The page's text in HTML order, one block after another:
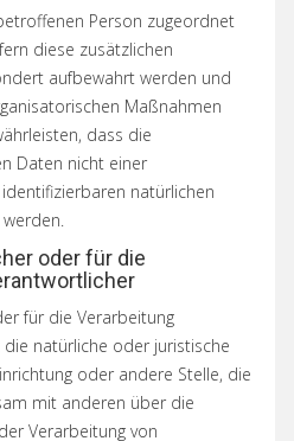
Person zugeordnet
diese zusätzlichen
aufbewahrt werden und
Maßnahmen
dass die
Daten nicht einer
natürlichen
oder für die
für die Verarbeitung
natürliche oder juristische
oder andere Stelle, die
mit anderen über die
Verarbeitung von